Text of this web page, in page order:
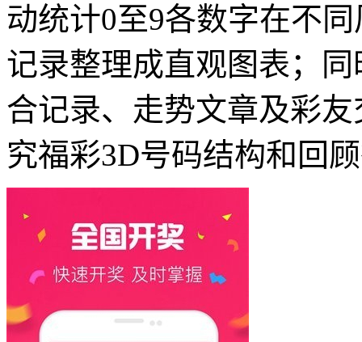
动统计0至9各数字在不
记录整理成直观图表；
合记录、走势文章及彩
究福彩3D号码结构和回